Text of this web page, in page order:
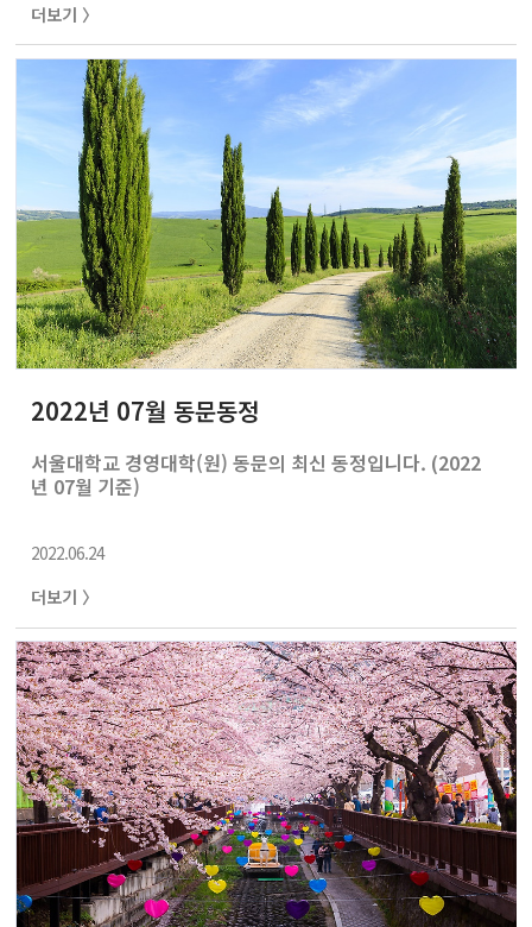
더보기 〉
2022년 07월 동문동정
서울대학교 경영대학(원) 동문의 최신 동정입니다. (2022
년 07월 기준)
2022.06.24
더보기 〉